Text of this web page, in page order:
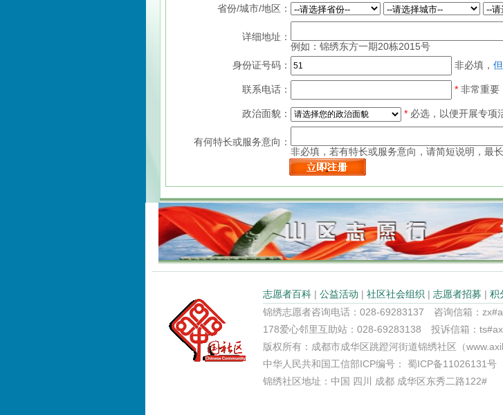
省份/城市/地区：
详细地址：
例如：锦绣东方一期20栋2015号
身份证号码：
非必填，
联系电话： *非常重要
政治面貌： *必选，以便开展专项
有何特长或服务意向：
非必填，若有特长或服务意向，请简短说明，最长
志愿者百科| 公益活动 | 社区社会组织 | 志愿者招募 | 积
锦绣志愿者咨询电话：028-69283137 咨询信箱：
178爱心邻里互助站：028-69283138 投诉信箱：
版权所有：成都市成华区跳蹬河街道锦绣社区（
中华人民共和国工信部ICP编号： 蜀ICP备11026131号
锦绣社区地址：中国 四川 成都 成华区东秀二路122#